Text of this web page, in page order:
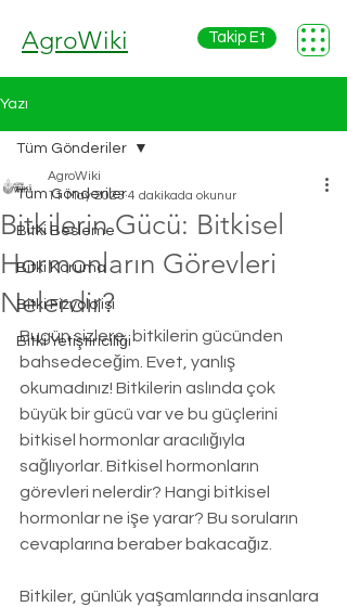
AgroWiki Takip Et
Yazı
Tüm Gönderiler
Bitki Besleme
Bitki Koruma
Bitki Fizyolojisi
Bitki Yetiştiriciliği
Tüm Gönderiler
Bitkilerin Gücü: Bitkisel
Hormonların Görevleri
Nelerdir?
AgroWiki
11 May 2023 4 dakikada okunur
Bugün sizlere, bitkilerin gücünden
bahsedeceğim. Evet, yanlış
okumadınız! Bitkilerin aslında çok
büyük bir gücü var ve bu güçlerini
bitkisel hormonlar aracılığıyla
sağlıyorlar. Bitkisel hormonların
görevleri nelerdir? Hangi bitkisel
hormonlar ne işe yarar? Bu soruların
cevaplarına beraber bakacağız.
Bitkiler, günlük yaşamlarında insanlara